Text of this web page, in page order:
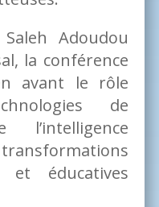
Adoudou
la conférence
avant le rôle
de
et éducatives